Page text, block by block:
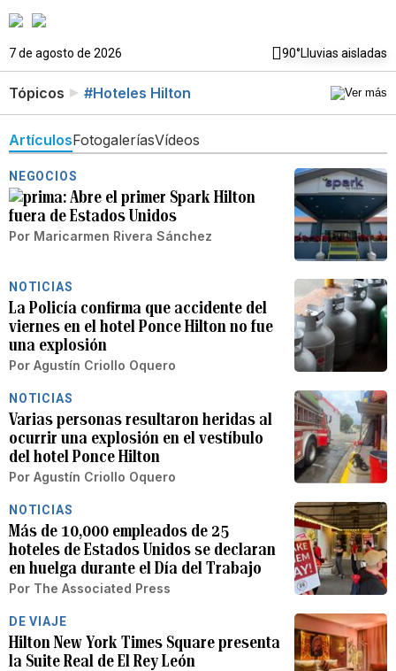
7 de agosto de 2026 90°Lluvias aisladas
Tópicos #Hoteles Hilton
ArtículosFotogaleríasVídeos
NEGOCIOS
Abre el primer Spark Hilton
fuera de Estados Unidos
Por Maricarmen Rivera Sánchez
NOTICIAS
La Policía confirma que accidente del
viernes en el hotel Ponce Hilton no fue
una explosión
Por Agustín Criollo Oquero
NOTICIAS
Varias personas resultaron heridas al
ocurrir una explosión en el vestíbulo
del hotel Ponce Hilton
Por Agustín Criollo Oquero
NOTICIAS
Más de 10,000 empleados de 25
hoteles de Estados Unidos se declaran
en huelga durante el Día del Trabajo
Por The Associated Press
DE VIAJE
Hilton New York Times Square presenta
la Suite Real de El Rey León